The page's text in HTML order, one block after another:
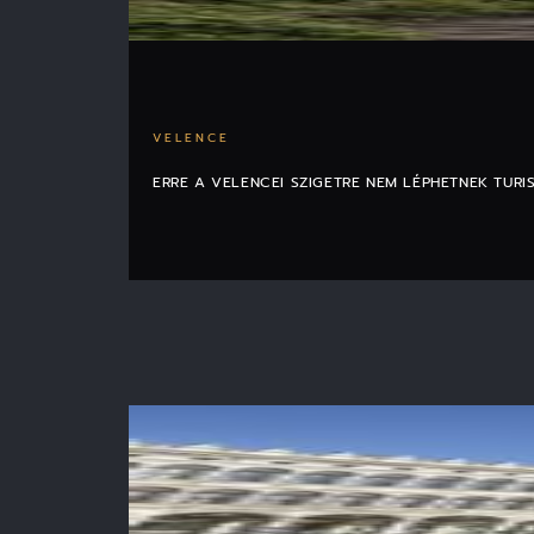
VELENCE
ERRE A VELENCEI SZIGETRE NEM LÉPHETNEK